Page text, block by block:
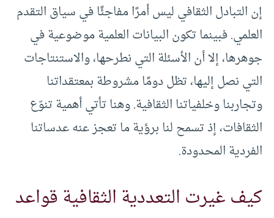
إن التبادل الثقافي ليس أمرًا مفاجئًا في سياق التقدم
العلمي. فبينما تكون البيانات العلمية موضوعية في
جوهرها، إلا أن الأسئلة التي نطرحها، والاستنتاجات
التي نصل إليها، تظل دومًا مشروطة بمعتقداتنا
وتجاربنا وخلفياتنا الثقافية. وهنا تأتي أهمية تنوّع
الثقافات، إذ تسمح لنا برؤية ما تعجز عنه عدساتنا
الفردية المحدودة.
كيف غيرت التعددية الثقافية قواعد